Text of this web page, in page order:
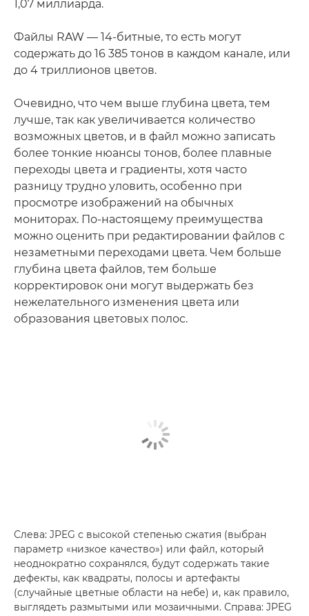
1,07 миллиарда.
Файлы RAW — 14-битные, то есть могут
содержать до 16 385 тонов в каждом канале, или
до 4 триллионов цветов.
Очевидно, что чем выше глубина цвета, тем
лучше, так как увеличивается количество
возможных цветов, и в файл можно записать
более тонкие нюансы тонов, более плавные
переходы цвета и градиенты, хотя часто
разницу трудно уловить, особенно при
просмотре изображений на обычных
мониторах. По-настоящему преимущества
можно оценить при редактировании файлов с
незаметными переходами цвета. Чем больше
глубина цвета файлов, тем больше
корректировок они могут выдержать без
нежелательного изменения цвета или
образования цветовых полос.
Слева: JPEG с высокой степенью сжатия (выбран
параметр «низкое качество») или файл, который
неоднократно сохранялся, будут содержать такие
дефекты, как квадраты, полосы и артефакты
(случайные цветные области на небе) и, как правило,
выглядеть размытыми или мозаичными. Справа: JPEG